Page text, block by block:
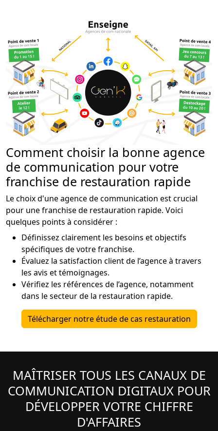
Comment choisir la bonne agence
de communication pour votre
franchise de restauration rapide
Le choix d'une agence de communication est crucial
pour une franchise de restauration rapide. Voici
quelques points à considérer :
Définissez clairement les besoins et objectifs
spécifiques de votre franchise.
Évaluez la satisfaction client de l’agence à travers
les avis et témoignages.
Vérifiez les références de l’agence, notamment
dans le secteur de la restauration rapide.
Télécharger notre étude de cas restauration
MAÎTRISER TOUS LES CANAUX DE
COMMUNICATION DIGITAUX POUR
DÉVELOPPER VOTRE CHIFFRE
D'AFFAIRES